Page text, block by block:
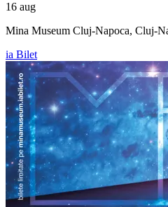
16 aug
Mina Museum Cluj-Napoca, Cluj-
ia Bilet